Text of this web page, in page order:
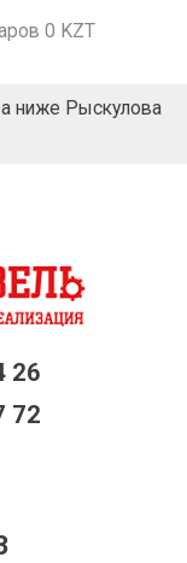
0 KZT
ниже Рыскулова
26
72